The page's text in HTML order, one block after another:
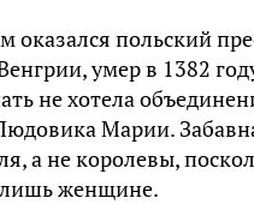
оказался польский
умер в 1382
не хотела
Марии.
а не королевы,
лишь женщине.